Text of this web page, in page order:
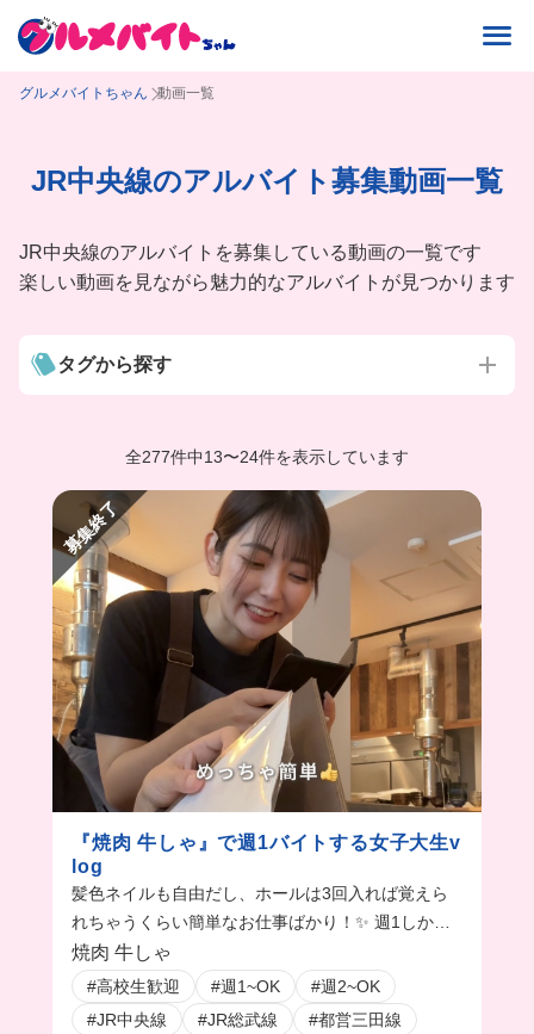
グルメバイトちゃん 動画一覧
JR中央線のアルバイト募集動画一覧
JR中央線のアルバイトを募集している動画の一覧です
楽しい動画を見ながら魅力的なアルバイトが見つかります
タグから探す
全277件中13〜24件を表示しています
募集終了
『焼肉 牛しゃ』で週1バイトする女子大生v
log
髪色ネイルも自由だし、ホールは3回入れば覚えら
れちゃうくらい簡単なお仕事ばかり！✨ 週1しか入
れなくても忘れなくて済むね🤭まかないが焼肉の時
もあるの最高！！
焼肉 牛しゃ
#高校生歓迎 #週1~OK
#週2~OK
#JR中央線
#JR総武線
#都営三田線